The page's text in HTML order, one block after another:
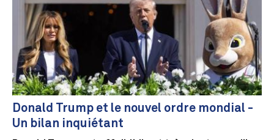
Donald Trump et le nouvel ordre mondial -
Un bilan inquiétant